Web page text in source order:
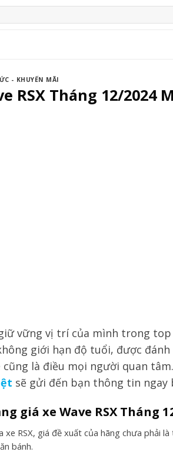
- KHUYẾN MÃI
RSX Tháng 12/
giữ vững vị trí của mình trong
giới hạn độ tuổi, được
cũng là điều mọi người quan
sẽ gửi đến bạn thông tin ngay
giá xe Wave RSX
xe RSX, giá đề xuất của hãng chưa phải
bánh.